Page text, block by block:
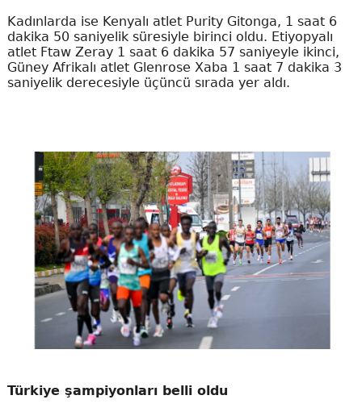
Kadınlarda ise Kenyalı atlet Purity Gitonga, 1 saat 6
dakika 50 saniyelik süresiyle birinci oldu. Etiyopyalı
atlet Ftaw Zeray 1 saat 6 dakika 57 saniyeyle ikinci,
Güney Afrikalı atlet Glenrose Xaba 1 saat 7 dakika 3
saniyelik derecesiyle üçüncü sırada yer aldı.
Türkiye şampiyonları belli oldu